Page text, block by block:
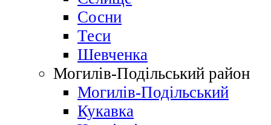
Сосни
Теси
Шевченка
Могилів-Подільський район
Могилів-Подільський
Кукавка